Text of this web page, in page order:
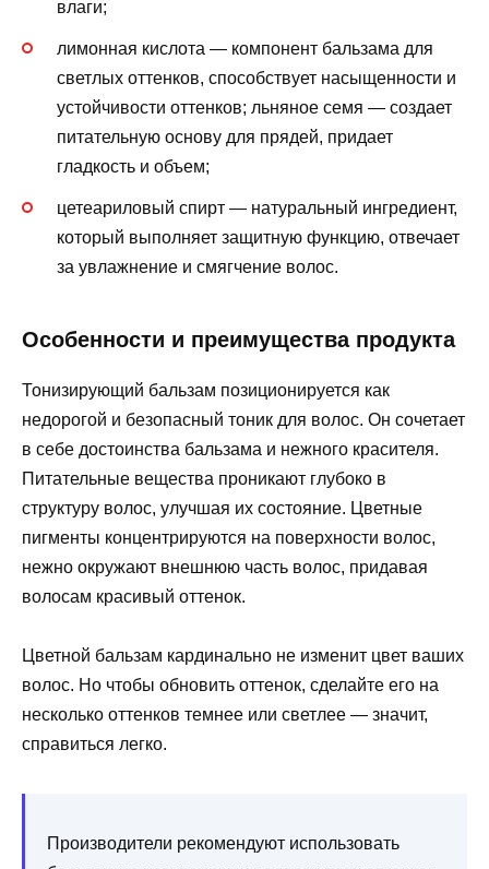
влаги;
лимонная кислота — компонент бальзама для
светлых оттенков, способствует насыщенности и
устойчивости оттенков; льняное семя — создает
питательную основу для прядей, придает
гладкость и объем;
цетеариловый спирт — натуральный ингредиент,
который выполняет защитную функцию, отвечает
за увлажнение и смягчение волос.
Особенности и преимущества продукта
Тонизирующий бальзам позиционируется как
недорогой и безопасный тоник для волос. Он сочетает
в себе достоинства бальзама и нежного красителя.
Питательные вещества проникают глубоко в
структуру волос, улучшая их состояние. Цветные
пигменты концентрируются на поверхности волос,
нежно окружают внешнюю часть волос, придавая
волосам красивый оттенок.
Цветной бальзам кардинально не изменит цвет ваших
волос. Но чтобы обновить оттенок, сделайте его на
несколько оттенков темнее или светлее — значит,
справиться легко.
Производители рекомендуют использовать